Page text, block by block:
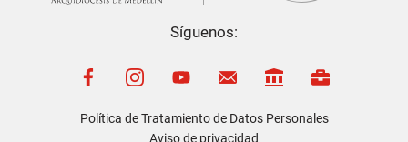
Síguenos:
Política de Tratamiento de Datos Personales
Aviso de privacidad
Protección de Datos Personales , conforme a la
Ley 1581 de
2012
.
Consultar nuestra política